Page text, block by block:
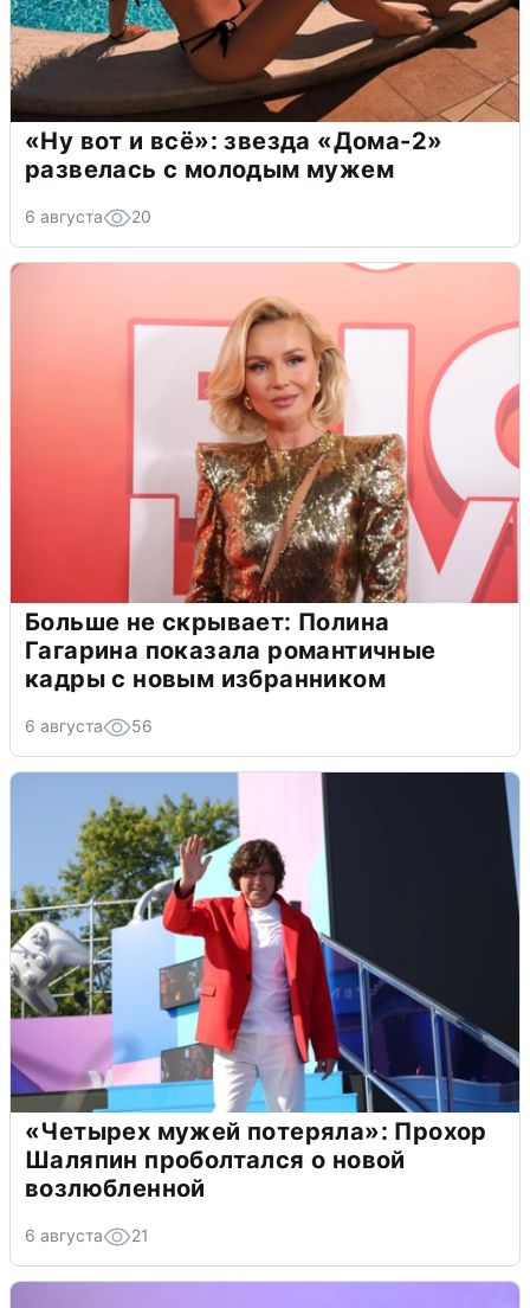
«Ну вот и всё»: звезда «Дома-2»
развелась с молодым мужем
6 августа 20
Больше не скрывает: Полина
Гагарина показала романтичные
кадры с новым избранником
6 августа 56
«Четырех мужей потеряла»: Прохор
Шаляпин проболтался о новой
возлюбленной
6 августа 21